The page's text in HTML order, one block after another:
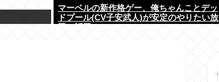
マーベルの新作格ゲー、俺ちゃんことデッ
ドプール(CV子安武人)が安定のやりたい放